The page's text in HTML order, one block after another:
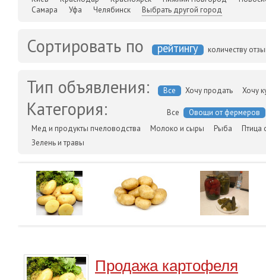
Самара
Уфа Челябинск Выбрать другой город
Сортировать по рейтингу количеству
Тип объявления: Все Хочу продать Хочу
Категория: Все
Овощи от фермеров
Мед и продукты пчеловодства
Молоко и сыры Рыба
Птица
Зелень и травы
Продажа картофеля